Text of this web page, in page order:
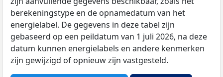
berekeningstype en de opnamedatum van het
energielabel. De gegevens in deze tabel zijn
gebaseerd op een peildatum van 1 juli 2026, na deze
datum kunnen energielabels en andere kenmerken
zijn gewijzigd of opnieuw zijn vastgesteld.